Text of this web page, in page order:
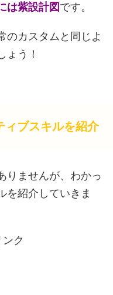
は紫設計図です。
のカスタムと同じよ
ょう！
ィブスキルを紹介
りませんが、わかっ
を紹介していきま
ク